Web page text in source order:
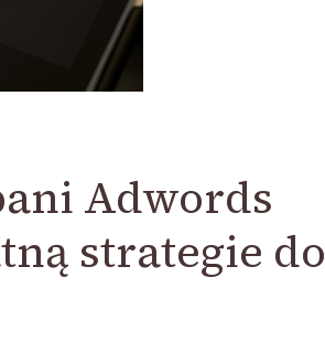
Adwords
strategie do